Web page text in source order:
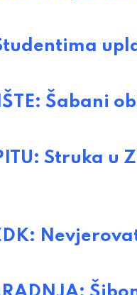
Studentima
Šabani
Struka